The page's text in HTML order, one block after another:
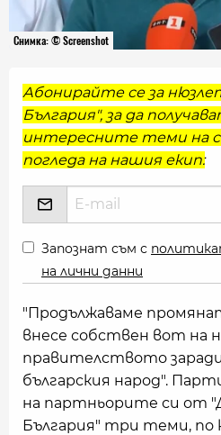
Снимка: © Screenshot
Абонирайте се за
България", за да
интересните теми на
погледа на нашия екип:
Запознат съм с
на лични данни
"Продължаваме
внесе собствен вот на
правителството
българския народ".
на партньорите си от
България" три теми, по